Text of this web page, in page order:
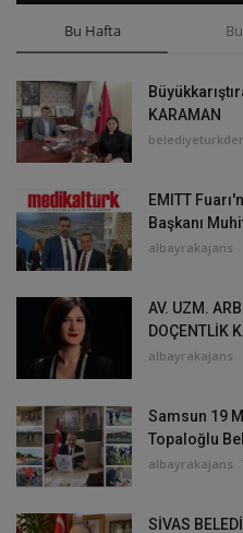
Bu Hafta
KARAMAN
EMITT
Başkanı
albayrakajans
AV. UZM.
DOÇENTLİK
albayrakajans
Samsun 19
Topaloğlu
albayrakajans
SİVAS